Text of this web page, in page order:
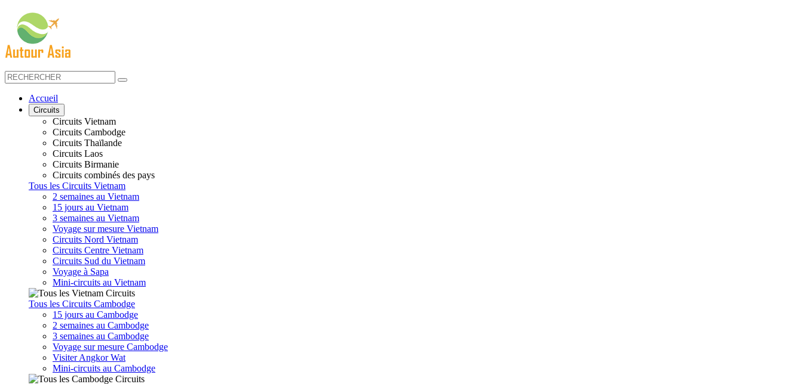
Accueil
Circuits
Circuits Vietnam
Circuits Cambodge
Circuits Thaïlande
Circuits Laos
Circuits Birmanie
Circuits combinés des pays
Tous les Circuits Vietnam
2 semaines au Vietnam
15 jours au Vietnam
3 semaines au Vietnam
Voyage sur mesure Vietnam
Circuits Nord Vietnam
Circuits Centre Vietnam
Circuits Sud du Vietnam
Voyage à Sapa
Mini-circuits au Vietnam
Tous les Circuits Cambodge
15 jours au Cambodge
2 semaines au Cambodge
3 semaines au Cambodge
Voyage sur mesure Cambodge
Visiter Angkor Wat
Mini-circuits au Cambodge